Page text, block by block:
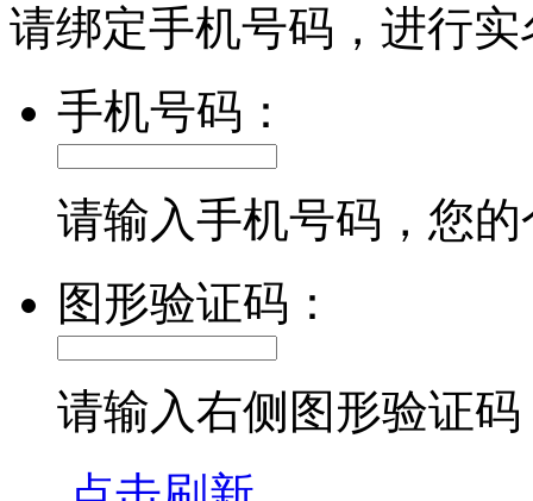
请绑定手机号码，进行
手机号码：
请输入手机号码，您
图形验证码：
请输入右侧图形验证码